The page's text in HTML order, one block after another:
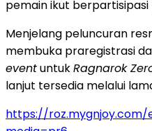
pemain ikut berpartisipasi
Menjelang peluncuran
membuka praregistrasi
eventuntukRagnarok
lanjut tersedia melalui
https://